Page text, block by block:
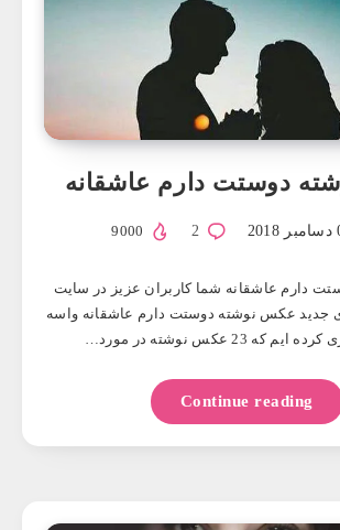
دوستت دارم عاشقانه
2
دارم عاشقانه شما کاربران عزیز در سایت
عکس نوشته دوستت دارم عاشقانه واسه
که 23 عکس نوشته در مورد…
Continue reading